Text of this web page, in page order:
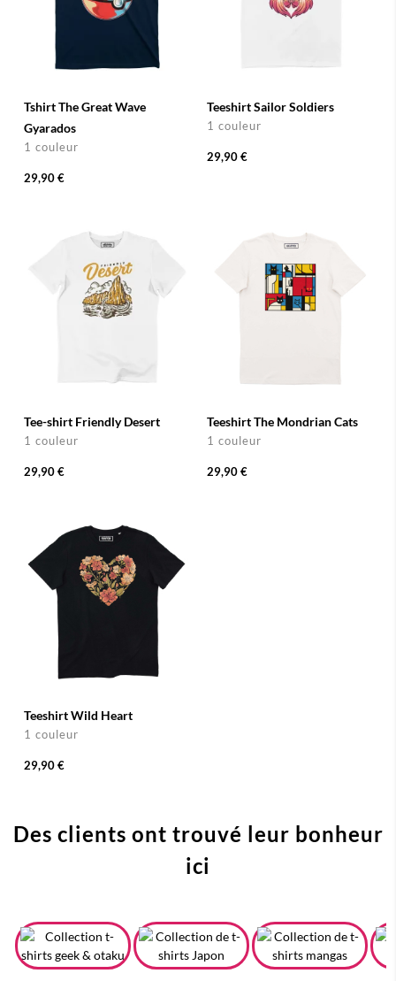
Tshirt The Great Wave
Gyarados
1 couleur
29,90 €
Teeshirt Sailor Soldiers
1 couleur
29,90 €
Tee-shirt Friendly Desert
1 couleur
29,90 €
Teeshirt The Mondrian Cats
1 couleur
29,90 €
Teeshirt Wild Heart
1 couleur
29,90 €
Des clients ont trouvé leur bonheur
ici